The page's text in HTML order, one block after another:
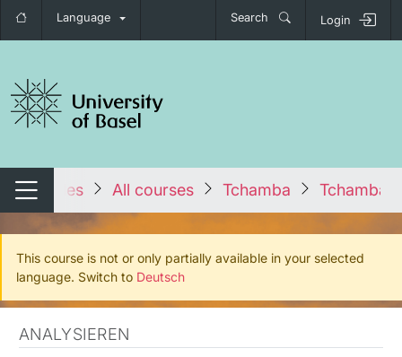
Language Search Login
navigation
Switch navigation
tales All courses Tchamba Tchamba
This course is not or only partially available in your selected
language. Switch to Deutsch
ANALYSIEREN